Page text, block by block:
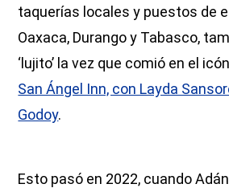
taquerías locales y puestos de
Oaxaca, Durango y Tabasco,
‘lujito’ la vez que comió en el
San Ángel Inn, con Layda
Godoy.
Esto pasó en 2022, cuando